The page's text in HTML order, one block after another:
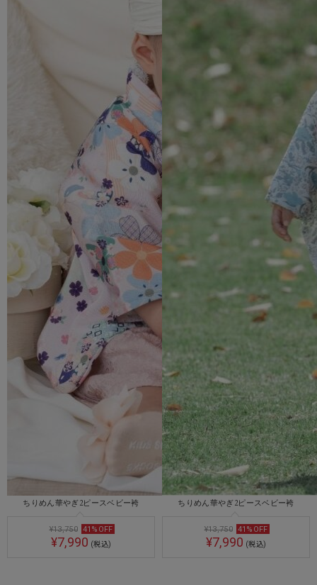
ちりめん華やぎ2ピースベビー袴
¥13,750 41 % OFF
¥7,990 (税込)
ちりめん華やぎ2ピースベビー袴
¥13,750 41 % OFF
¥7,990 (税込)